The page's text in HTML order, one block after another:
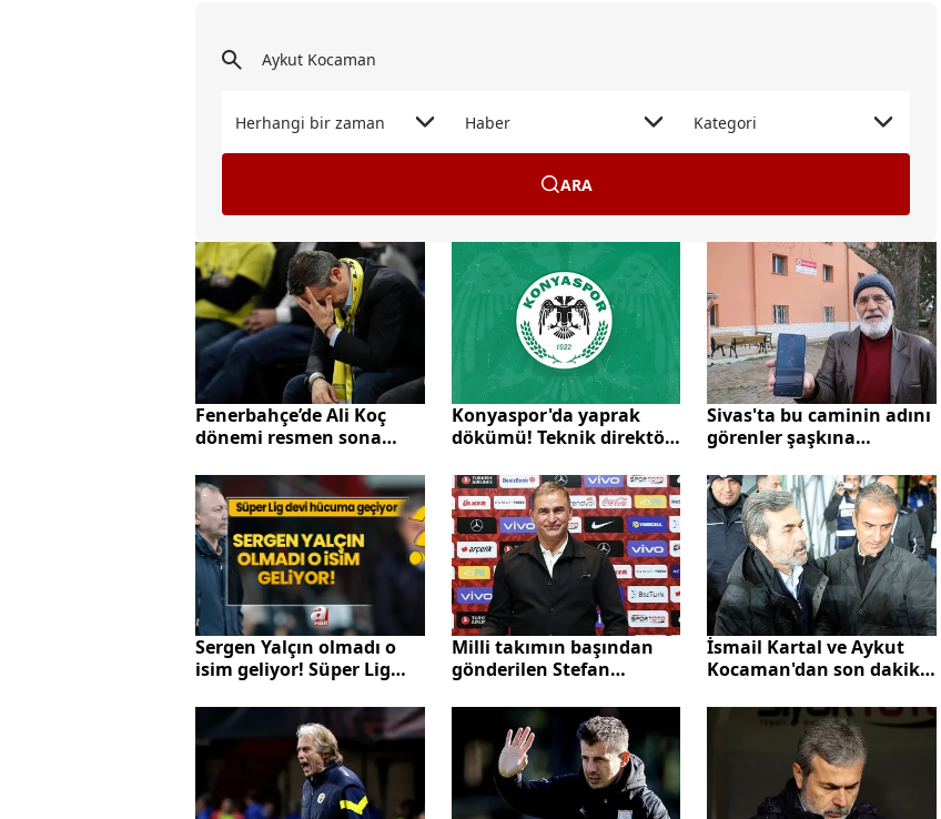
Herhangi bir zaman Haber Kategori
ARA
Fenerbahçe’de Ali Koç
dönemi resmen sona
başarısı! İşte Koç’un
karnesi
Konyaspor'da yaprak
dökümü! Teknik direktör
yollarını ayırmayı
düşünüyor
Sivas'ta bu caminin adını
görenler şaşkına
uygulaması Aykut
Kocaman hatası
Sergen Yalçın olmadı o
isim geliyor! Süper Lig
Milli takımın başından
gönderilen Stefan
belli oldu
İsmail Kartal ve Aykut
Kocaman'dan son dakika